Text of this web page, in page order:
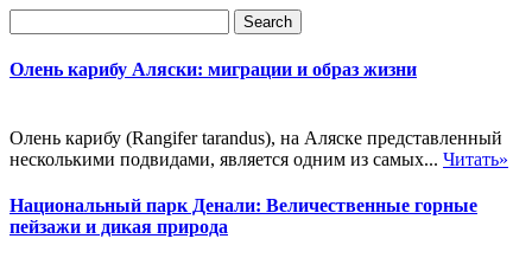
Олень карибу Аляски: миграции и образ жизни
Олень карибу (Rangifer tarandus), на Аляске представленный
несколькими подвидами, является одним из самых... Читать»
Национальный парк Денали: Величественные горные
пейзажи и дикая природа